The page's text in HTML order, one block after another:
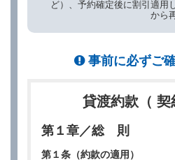
ど）、予約確定後に割引適用
から
事前に必ずご
貸渡約款（ 契
第１章／総 則
第１条（約款の適用）